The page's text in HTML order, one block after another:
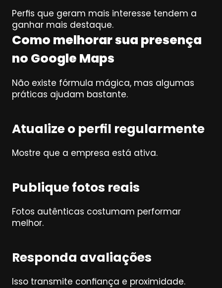
Perfis que geram mais interesse tendem a
ganhar mais destaque.
Como melhorar sua presença
no Google Maps
Não existe fórmula mágica, mas algumas
práticas ajudam bastante.
Atualize o perfil regularmente
Mostre que a empresa está ativa.
Publique fotos reais
Fotos autênticas costumam performar
melhor.
Responda avaliações
Isso transmite confiança e proximidade.